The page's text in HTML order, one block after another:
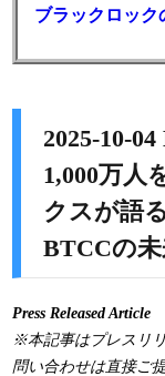
2025-10-
1,000万人
クスが語
BTCCの未
Press Released Article
※本記事はプレスリ
問い合わせは直接ご